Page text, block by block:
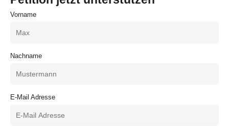
Vorname
Nachname
E-Mail Adresse